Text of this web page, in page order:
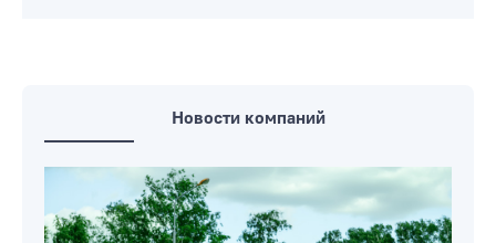
Новости компаний